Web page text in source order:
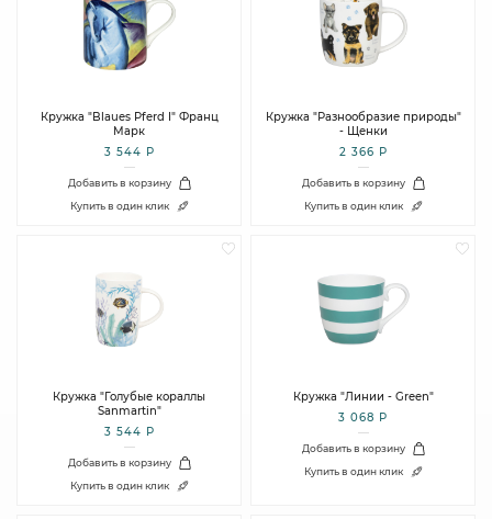
Кружка "Blaues Pferd I" Франц
Марк
3 544 Р
Добавить в корзину
Купить в один клик
Кружка "Разнообразие природы"
- Щенки
2 366 Р
Добавить в корзину
Купить в один клик
Кружка "Голубые кораллы
Sanmartin"
3 544 Р
Добавить в корзину
Купить в один клик
Кружка "Линии - Green"
3 068 Р
Добавить в корзину
Купить в один клик